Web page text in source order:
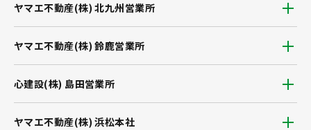
ヤマエ不動産(株) 浜松本社
ヤマエ不動産(株) 北九州営業所
ヤマエ不動産(株) 鈴鹿営業所
心建設(株) 島田営業所